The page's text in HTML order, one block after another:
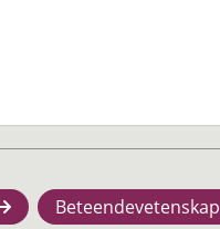
Beteendevetenskap